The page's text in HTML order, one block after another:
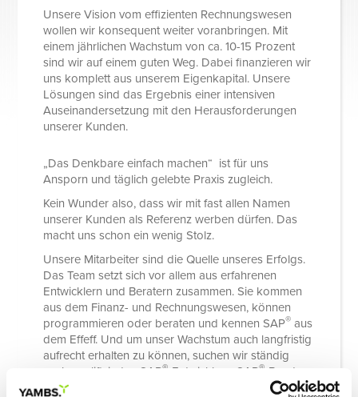
Unsere Vision vom effizienten Rechnungswesen
wollen wir konsequent weiter voranbringen. Mit
einem jährlichen Wachstum von ca. 10-15 Prozent
sind wir auf einem guten Weg. Dabei finanzieren wir
uns komplett aus unserem Eigenkapital. Unsere
Lösungen sind das Ergebnis einer intensiven
Auseinandersetzung mit den Herausforderungen
unserer Kunden.
„Das Denkbare einfach machen“ ist für uns
Ansporn und täglich gelebte Praxis zugleich.
Kein Wunder also, dass wir mit fast allen Namen
unserer Kunden als Referenz werben dürfen. Das
macht uns schon ein wenig Stolz.
Unsere Mitarbeiter sind die Quelle unseres Erfolgs.
Das Team setzt sich vor allem aus erfahrenen
Entwicklern und Beratern zusammen. Sie kommen
aus dem Finanz- und Rechnungswesen, können
programmieren oder beraten und kennen SAP®aus
dem Effeff. Und um unser Wachstum auch langfristig
aufrecht erhalten zu können, suchen wir ständig
nach qualifizierten SAP® -Entwicklern, SAP® -Beratern
und Vertriebsmitarbeitern.